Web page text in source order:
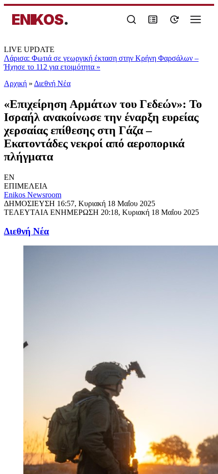
ENIKOS.
LIVE UPDATE
Λάρισα: Φωτιά σε γεωργική έκταση στην Κρήνη Φαρσάλων –
Ήχησε το 112 για ετοιμότητα »
Αρχική » Διεθνή Νέα
«Επιχείρηση Αρμάτων του Γεδεών»: Το
Ισραήλ ανακοίνωσε την έναρξη ευρείας
χερσαίας επίθεσης στη Γάζα –
Εκατοντάδες νεκροί από αεροπορικά
πλήγματα
EN
ΕΠΙΜΕΛΕΙΑ
Enikos Newsroom
ΔΗΜΟΣΙΕΥΣΗ 16:57, Κυριακή 18 Μαΐου 2025
ΤΕΛΕΥΤΑΙΑ ΕΝΗΜΕΡΩΣΗ 20:18, Κυριακή 18 Μαΐου 2025
Διεθνή Νέα